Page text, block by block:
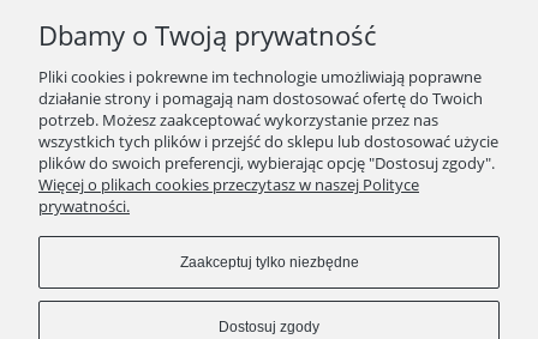
GRUBOŚĆ:
Tkanina o nieco cieńszej niż standardowa grubość tkaniny
koszulowej, 119 g. Tkanina miła w dotyku. Niegniotliwa i
oddychająca. Sprawdzi się przez cały rok.
PRODUKCJA:
Zaprojektowane i wyprodukowane w 100% w Polsce.
Uwaga! Koniecznie zweryfikuj swoje obwody biustu i talii z
naszą tabelą rozmiarów umieszczoną w galerii produktu.
Wymiana lub zwrot w przeciągu 14 dni.
Dbamy o Twoją prywatność
Pliki cookies i pokrewne im technologie umożliwiają poprawne
działanie strony i pomagają nam dostosować ofertę do Twoich
potrzeb. Możesz zaakceptować wykorzystanie przez nas
wszystkich tych plików i przejść do sklepu lub dostosować użycie
plików do swoich preferencji, wybierając opcję "Dostosuj zgody".
Więcej o plikach cookies przeczytasz w naszej Polityce
prywatności.
Zaakceptuj tylko niezbędne
Dostosuj zgody